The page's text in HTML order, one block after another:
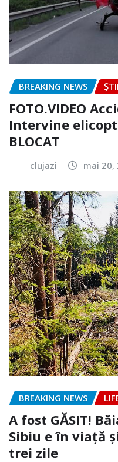
BREAKING NEWS
FOTO.VIDEO
Intervine
BLOCAT
clujazi mai 20,
BREAKING NEWS
A fost GĂSIT!
Sibiu e în viață
trei zile